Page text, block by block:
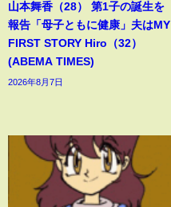
山本舞香（28） 第1子の誕生を
報告「母子ともに健康」夫はMY
FIRST STORY Hiro（32）
(ABEMA TIMES)
2026年8月7日